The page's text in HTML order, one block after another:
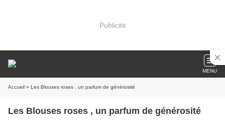
Publicité
MENU
Accueil » Les Blouses roses , un parfum de générosité
Les Blouses roses , un parfum de générosité